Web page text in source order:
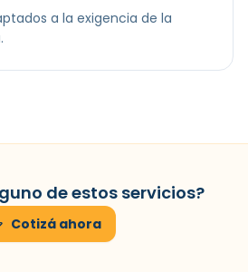
a la exigencia de la
de estos servicios?
Cotizá ahora